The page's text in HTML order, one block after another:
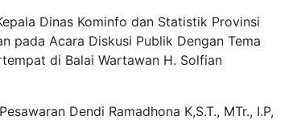
Dinas Kominfo dan Statistik Provinsi
pada Acara Diskusi Publik Dengan Tema
di Balai Wartawan H. Solfian
Dendi Ramadhona K,S.T., MTr., I.P,